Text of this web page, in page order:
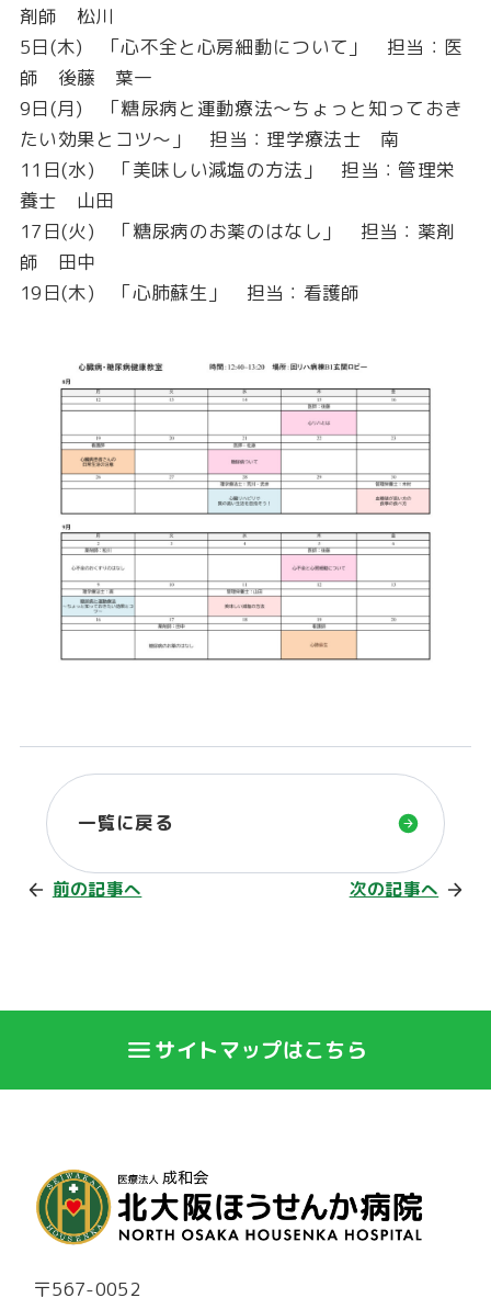
剤師 松川
5日(木) 「心不全と心房細動について」 担当：医
師 後藤 葉一
9日(月) 「糖尿病と運動療法～ちょっと知っておき
たい効果とコツ～」 担当：理学療法士 南
11日(水) 「美味しい減塩の方法」 担当：管理栄
養士 山田
17日(火) 「糖尿病のお薬のはなし」 担当：薬剤
師 田中
19日(木) 「心肺蘇生」 担当：看護師
前の記事へ
一覧に戻る
次の記事へ
サイトマップはこちら
〒567-0052